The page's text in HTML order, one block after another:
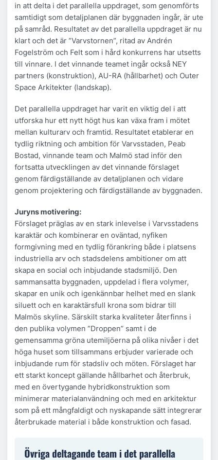
in att delta i det parallella uppdraget, som genomförts
samtidigt som detaljplanen där byggnaden ingår, är ute
på samråd. Resultatet av det parallella uppdraget är nu
klart och det är ”Varvstornen”, ritad av Andrén
Fogelström och Felt som i hård konkurrens har utsetts
till vinnare. I det vinnande teamet ingår också NEY
partners (konstruktion), AU-RA (hållbarhet) och Outer
Space Arkitekter (landskap).
Det parallella uppdraget har varit en viktig del i att
utforska hur ett nytt högt hus kan växa fram i mötet
mellan kulturarv och framtid. Resultatet etablerar en
tydlig riktning och ambition för Varvsstaden, Peab
Bostad, vinnande team och Malmö stad inför den
fortsatta utvecklingen av det vinnande förslaget
genom färdigställande av detaljplanen och vidare
genom projektering och färdigställande av byggnaden.
Juryns motivering:
Förslaget präglas av en stark inlevelse i Varvsstadens
karaktär och kombinerar en oväntad, nyfiken
formgivning med en tydlig förankring både i platsens
industriella arv och stadsdelens ambitioner om att
skapa en social och inbjudande stadsmiljö. Den
sammansatta byggnaden, uppdelad i flera volymer,
skapar en unik och igenkännbar helhet med en slank
siluett och en karaktärsfull krona som bidrar till
Malmös skyline. Särskilt starka kvaliteter återfinns i
den publika volymen ”Droppen” samt i de
gemensamma gröna utemiljöerna på olika nivåer i det
höga huset som tillsammans erbjuder varierade och
inbjudande rum för stadsliv och möten. Förslaget har
ett starkt koncept gällande hållbarhet och återbruk,
med en övertygande hybridkonstruktion som
minimerar materialanvändning och med en arkitektur
som på ett mångfaldigt och nyskapande sätt integrerar
återbrukade material i både konstruktion och fasad.
Övriga deltagande team i det parallella